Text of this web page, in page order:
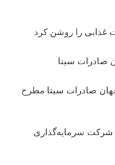
غذایی را روشن کرد
صادرات سینا
صادرات سینا مطرح
شرکت سرمایه‌گذاری